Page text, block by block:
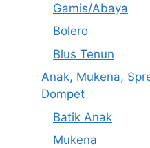
Gamis/Abaya
Bolero
Blus Tenun
Anak, Mukena,
Dompet
Batik Anak
Mukena